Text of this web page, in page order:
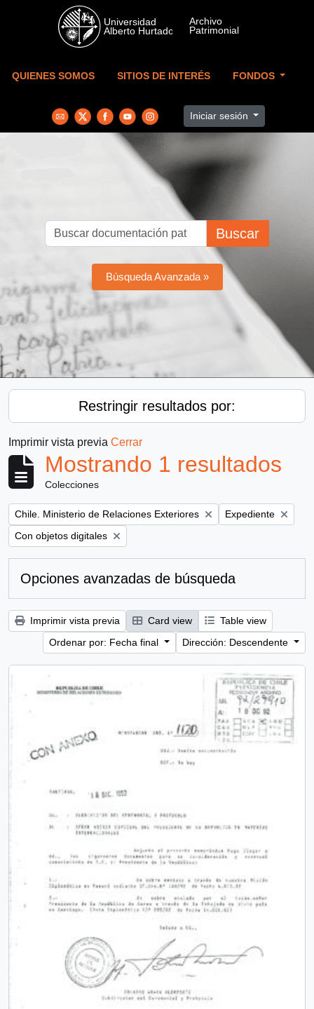
Skip to main content
QUIENES SOMOS SITIOS DE INTERÉS FONDOS
Iniciar sesión
Buscar
Búsqueda Avanzada »
Restringir resultados por:
Imprimir vista previa Cerrar
Mostrando 1 resultados
Colecciones
Remove filter:
Chile. Ministerio de Relaciones Exteriores Remove filter:
Expediente
Remove filter:
Con objetos digitales
Opciones avanzadas de búsqueda
Imprimir vista previa Card view
Table view
Ordenar por: Fecha final
Dirección: Descendente